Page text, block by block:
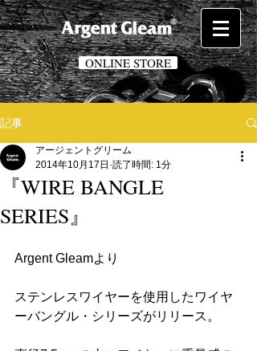
ONLINE STORE
記事
『WIRE BANGLE
SERIES』
アージェントグリーム
2014年10月17日 読了時間: 1分
Argent Gleamより
ステンレスワイヤーを使用したワイヤ
ーバングル・シリーズがリリース。